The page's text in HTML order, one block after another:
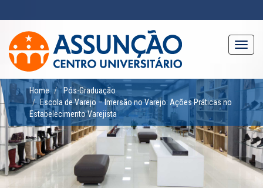
conteúdo
principal
Home
Pós-Graduação
Escola de Varejo – Imersão no Varejo: Ações Práticas no
Estabelecimento Varejista